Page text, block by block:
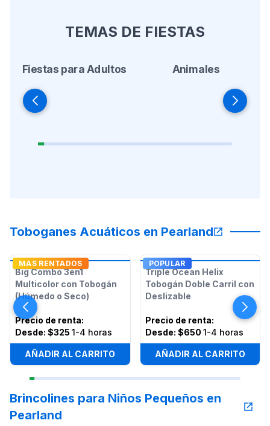
TEMAS DE FIESTAS
Fiestas para Adultos Animales
Toboganes Acuáticos en Pearland
MAS RENTADOS
Big Combo 3en1
Multicolor con Tobogán
(Húmedo o Seco)
Precio de renta:
Desde: $325 1-4 horas
AÑADIR AL CARRITO
POPULAR
Triple Ocean Helix
Tobogán Doble Carril con
Deslizable
Precio de renta:
Desde: $650 1-4 horas
AÑADIR AL CARRITO
Brincolines para Niños Pequeños en
Pearland